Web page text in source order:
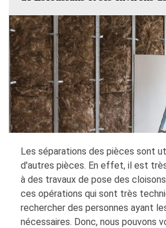
Les séparations des pièces sont
d'autres pièces. En effet, il est
à des travaux de pose des
ces opérations qui sont très
rechercher des personnes ayant
nécessaires. Donc, nous pouvons